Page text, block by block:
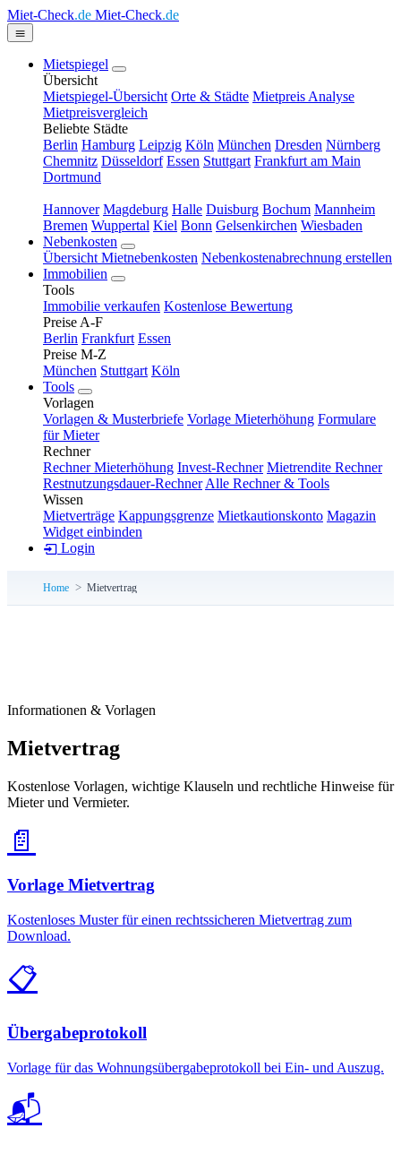
Miet-Check.de Miet-Check.de
Mietspiegel
Übersicht
Mietspiegel-Übersicht Orte & Städte Mietpreis Analyse
Mietpreisvergleich
Beliebte Städte
Berlin Hamburg Leipzig Köln München Dresden Nürnberg
Chemnitz Düsseldorf Essen Stuttgart Frankfurt am Main
Dortmund
Hannover Magdeburg Halle Duisburg Bochum Mannheim
Bremen Wuppertal Kiel Bonn Gelsenkirchen Wiesbaden
Nebenkosten
Übersicht Mietnebenkosten Nebenkostenabrechnung erstellen
Immobilien
Tools
Immobilie verkaufen Kostenlose Bewertung
Preise A-F
Berlin Frankfurt Essen
Preise M-Z
München Stuttgart Köln
Tools
Vorlagen
Vorlagen & Musterbriefe Vorlage Mieterhöhung Formulare
für Mieter
Rechner
Rechner Mieterhöhung Invest-Rechner Mietrendite Rechner
Restnutzungsdauer-Rechner Alle Rechner & Tools
Wissen
Mietverträge Kappungsgrenze Mietkautionskonto Magazin
Widget einbinden
Login
Home Mietvertrag
Informationen & Vorlagen
Mietvertrag
Kostenlose Vorlagen, wichtige Klauseln und rechtliche Hinweise für
Mieter und Vermieter.
📄
Vorlage Mietvertrag
Kostenloses Muster für einen rechtssicheren Mietvertrag zum
Download.
📋
Übergabeprotokoll
Vorlage für das Wohnungsübergabeprotokoll bei Ein- und Auszug.
📬